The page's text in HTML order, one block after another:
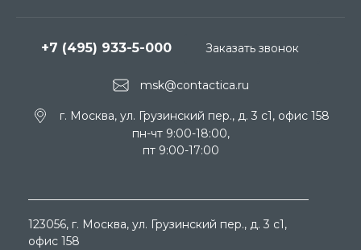
msk@contactica.ru
+7 (495) 933-5-000
г. Москва, ул. Грузинский пер., д. 3 c1, офис 158
пн-чт 9:00-18:00,
пт 9:00-17:00
Заказать звонок
123056, г. Москва, ул. Грузинский пер., д. 3 c1,
офис 158